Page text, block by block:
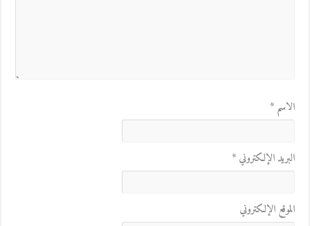
الاسم*
البريد الإلكتروني*
الموقع الإلكتروني